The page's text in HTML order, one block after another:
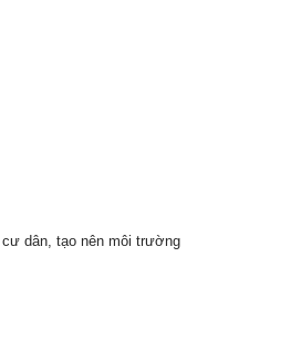
dân, tạo nên môi trường